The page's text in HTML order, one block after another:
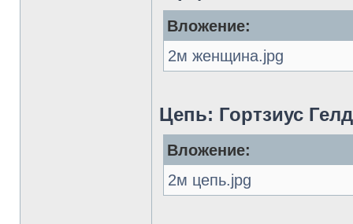
Вложение:
2м женщина.jpg
Цепь: Гортзиус
Вложение:
2м цепь.jpg